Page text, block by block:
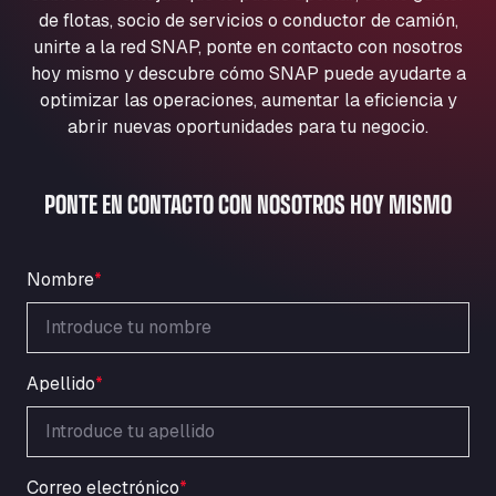
Aqua Ariva GmbH
Marie-Curie-Straße 24, 68219
Aral Autohof Bockel
An der Autobahn 1, 27404
ARAL Autohof Bockenem
ARAL Autohof Merklingen
Nellinger Str. 24, 89188
Schellweilerstraße 1, 66871
ARAL Tankstelle - XXL Truckwash.de
GmbH
Ardleigh South Services
a120 westbound, CO77SL
Area 47 Hermanos Rico
Autovia A4 km 47, 28300
de flotas, socio de servicios o conductor de camión,
unirte a la red SNAP, ponte en contacto con nosotros
hoy mismo y descubre cómo SNAP puede ayudarte a
optimizar las operaciones, aumentar la eficiencia y
abrir nuevas oportunidades para tu negocio.
PONTE EN CONTACTO CON NOSOTROS HOY MISMO
Nombre*
Apellido*
Correo electrónico*